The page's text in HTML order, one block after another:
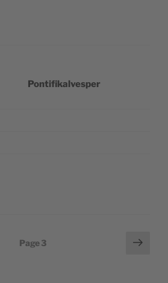
Pon­ti­fi­kal­ves­per
Page3
Page